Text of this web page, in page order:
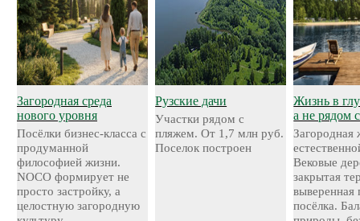
Загородная среда
нового уровня
Посёлки бизнес-класса с
продуманной
философией жизни.
NOCO формирует не
просто застройку, а
целостную загородную
Рузские дачи
Участки рядом с
пляжем. От 1,7 млн руб.
Поселок построен
Жизнь в
а не рядом
Загородная
Вековые
закрытая
выверенная
посёлка.